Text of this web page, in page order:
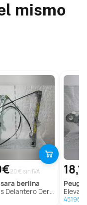
mismo
20 € sin IVA
berlina
Derecho Para Citroen Xsara Berlina
Elevalunas
4519873